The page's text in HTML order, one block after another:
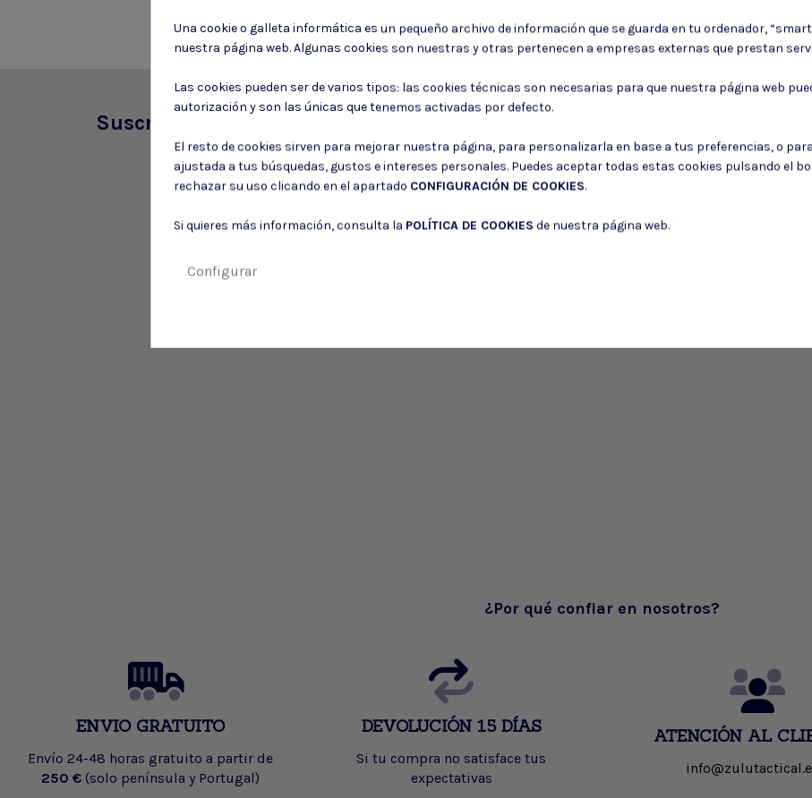
Suscríbete a nuestro boletín
Puede darse de baja en cualquier momento. Para ello, consulte nuestra
Consiento el uso de mis datos personales para recibir publicidad de su
¿Por qué confiar en nosotros?
ENVIO GRATUITO
Envío 24-48 horas gratuito a partir de
250 € (solo península y Portugal)
DEVOLUCIÓN 15 DÍAS
Si tu compra no satisface tus
expectativas
ATENCIÓN AL
Una cookie o galleta informática es un pequeño archivo de información que se guarda en tu ordenador,
nuestra página web. Algunas cookies son nuestras y otras pertenecen a empresas externas que prestan
Las cookies pueden ser de varios tipos: las cookies técnicas son necesarias para que nuestra página web
autorización y son las únicas que tenemos activadas por defecto.
El resto de cookies sirven para mejorar nuestra página, para personalizarla en base a tus preferencias, o
ajustada a tus búsquedas, gustos e intereses personales. Puedes aceptar todas estas cookies pulsando el
rechazar su uso clicando en el apartado CONFIGURACIÓN DE COOKIES.
Si quieres más información, consulta la POLÍTICA DE COOKIES de nuestra página web.
Configurar